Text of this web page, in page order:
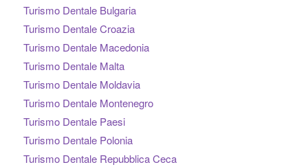
Turismo Dentale Bulgaria
Turismo Dentale Croazia
Turismo Dentale Macedonia
Turismo Dentale Malta
Turismo Dentale Moldavia
Turismo Dentale Montenegro
Turismo Dentale Paesi
Turismo Dentale Polonia
Turismo Dentale Repubblica Ceca